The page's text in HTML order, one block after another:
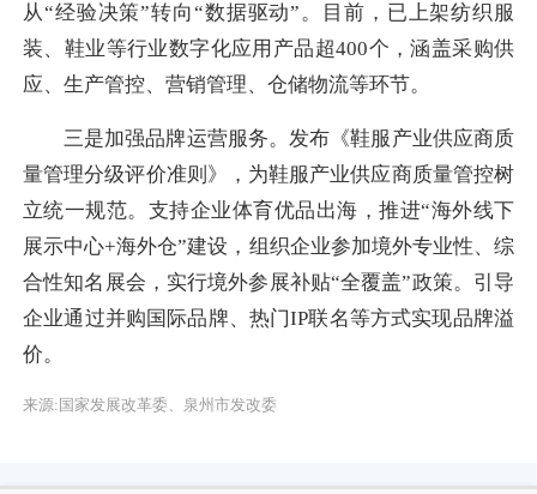
从“经验决策”转向“数据驱动”。目前，已上架纺织服
装、鞋业等行业数字化应用产品超400个，涵盖采购供
应、生产管控、营销管理、仓储物流等环节。
三是加强品牌运营服务。发布《鞋服产业供应商质
量管理分级评价准则》，为鞋服产业供应商质量管控树
立统一规范。支持企业体育优品出海，推进“海外线下
展示中心+海外仓”建设，组织企业参加境外专业性、综
合性知名展会，实行境外参展补贴“全覆盖”政策。引导
企业通过并购国际品牌、热门IP联名等方式实现品牌溢
价。
来源:国家发展改革委、泉州市发改委